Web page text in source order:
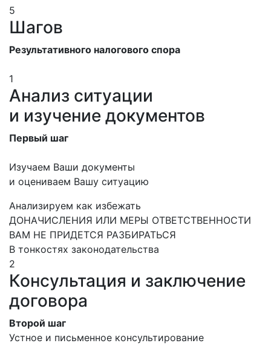
5
Шагов
Результативного налогового спора
1
Анализ ситуации
и изучение документов
Первый шаг
Изучаем Ваши документы
и оцениваем Вашу ситуацию
Анализируем как избежать
ДОНАЧИСЛЕНИЯ ИЛИ МЕРЫ ОТВЕТСТВЕННОСТИ
ВАМ НЕ ПРИДЕТСЯ РАЗБИРАТЬСЯ
В тонкостях законодательства
2
Консультация и заключение
договора
Второй шаг
Устное и письменное консультирование